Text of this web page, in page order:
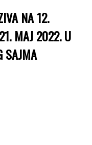
NA 12.
MAJ 2022. U
SAJMA